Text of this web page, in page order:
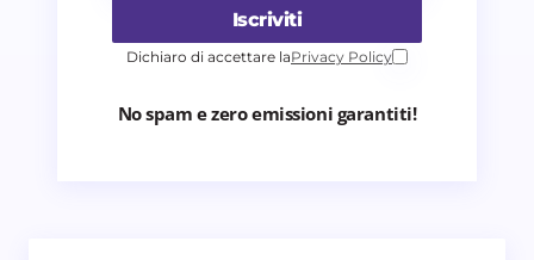
Iscriviti
Dichiaro di accettare laPrivacy Policy
No spam e zero emissioni garantiti!